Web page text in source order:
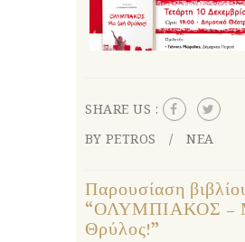
SHARE US :
BY PETROS
ΝΕΑ
Παρουσίαση
“ΟΛΥΜΠΙΑΚΟΣ –
Θρύλος!”